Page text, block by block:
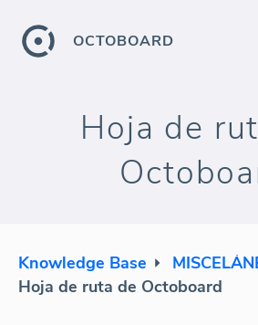
OCTOBOARD
Hoja de
Knowledge Base
Hoja de ruta de Octoboard